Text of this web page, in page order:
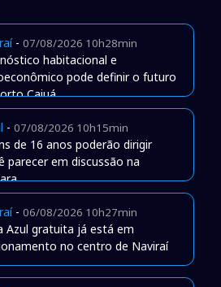
- 07/08/2026 10h28min
habitacional e
pode definir o futuro
Caiuá
- 07/08/2026 10h15min
de 16 anos poderão dirigir
parecer em discussão na
- 06/08/2026 10h27min
Azul gratuita já está em
no centro de Naviraí